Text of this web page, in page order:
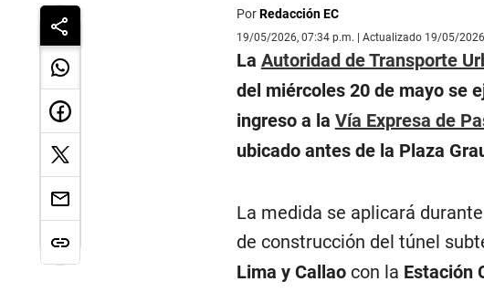
PorRedacción EC
19/05/2026, 07:34 p.m. | Actualizado 19/05/
La Autoridad de Transporte
del miércoles 20 de mayo se
ingreso a la Vía Expresa de
ubicado antes de la Plaza
La medida se aplicará
de construcción del túnel
Lima y Callaocon la Estación